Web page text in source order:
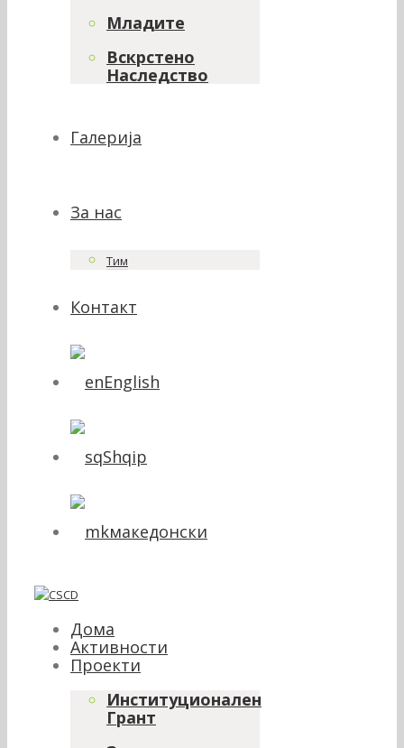
Младите
Вскрстено
Наследство
Галерија
За нас
Тим
Контакт
English
Shqip
македонски
Дома
Активности
Проекти
Институционален
Грант